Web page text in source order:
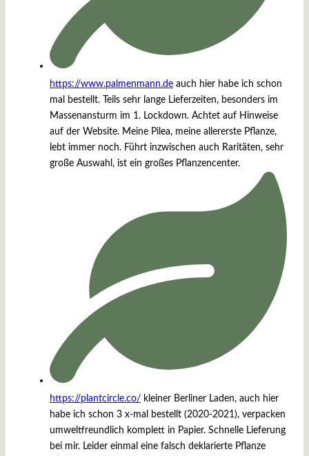
https://www.palmenmann.de auch hier habe ich schon
mal bestellt. Teils sehr lange Lieferzeiten, besonders im
Massenansturm im 1. Lockdown. Achtet auf Hinweise
auf der Website. Meine Pilea, meine allererste Pflanze,
lebt immer noch. Führt inzwischen auch Raritäten, sehr
große Auswahl, ist ein großes Pflanzencenter.
https://plantcircle.co/ kleiner Berliner Laden, auch hier
habe ich schon 3 x-mal bestellt (2020-2021), verpacken
umweltfreundlich komplett in Papier. Schnelle Lieferung
bei mir. Leider einmal eine falsch deklarierte Pflanze